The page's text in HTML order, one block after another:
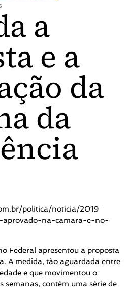
a
e a
da
da
Federal apresentou a proposta
A medida, tão aguardada entre
e que movimentou o
semanas, contém uma série de